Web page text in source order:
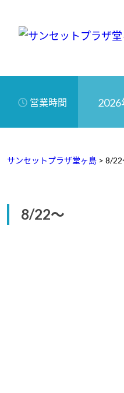
営業時間 2026
サンセットプラザ堂ヶ島> 8/22
8/22～